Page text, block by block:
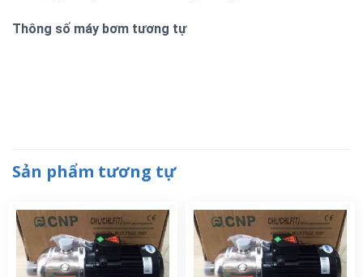
Thông số máy bơm tương tự
Sản phẩm tương tự